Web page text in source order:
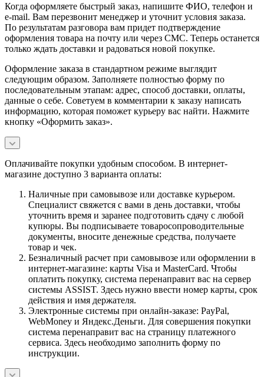
Когда оформляете быстрый заказ, напишите ФИО, телефон и
e-mail. Вам перезвонит менеджер и уточнит условия заказа.
По результатам разговора вам придет подтверждение
оформления товара на почту или через СМС. Теперь останется
только ждать доставки и радоваться новой покупке.
Оформление заказа в стандартном режиме выглядит
следующим образом. Заполняете полностью форму по
последовательным этапам: адрес, способ доставки, оплаты,
данные о себе. Советуем в комментарии к заказу написать
информацию, которая поможет курьеру вас найти. Нажмите
кнопку «Оформить заказ».
Оплачивайте покупки удобным способом. В интернет-
магазине доступно 3 варианта оплаты:
Наличные при самовывозе или доставке курьером.
Специалист свяжется с вами в день доставки, чтобы
уточнить время и заранее подготовить сдачу с любой
купюры. Вы подписываете товаросопроводительные
документы, вносите денежные средства, получаете
товар и чек.
Безналичный расчет при самовывозе или оформлении в
интернет-магазине: карты Visa и MasterCard. Чтобы
оплатить покупку, система перенаправит вас на сервер
системы ASSIST. Здесь нужно ввести номер карты, срок
действия и имя держателя.
Электронные системы при онлайн-заказе: PayPal,
WebMoney и Яндекс.Деньги. Для совершения покупки
система перенаправит вас на страницу платежного
сервиса. Здесь необходимо заполнить форму по
инструкции.